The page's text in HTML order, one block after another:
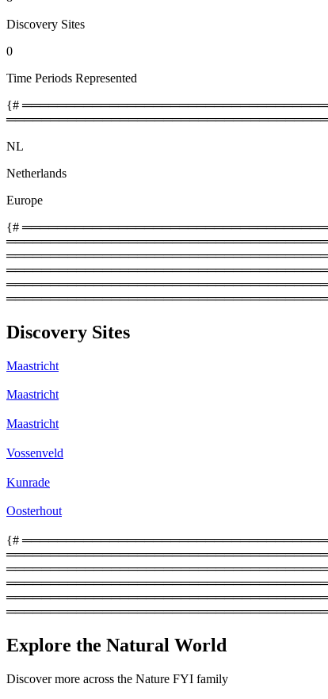
Discovery Sites
0
Time Periods Represented
{#
NL
Netherlands
Europe
{#
Discovery Sites
Maastricht
Maastricht
Maastricht
Vossenveld
Kunrade
Oosterhout
{#
Explore the Natural World
Discover more across the Nature FYI family